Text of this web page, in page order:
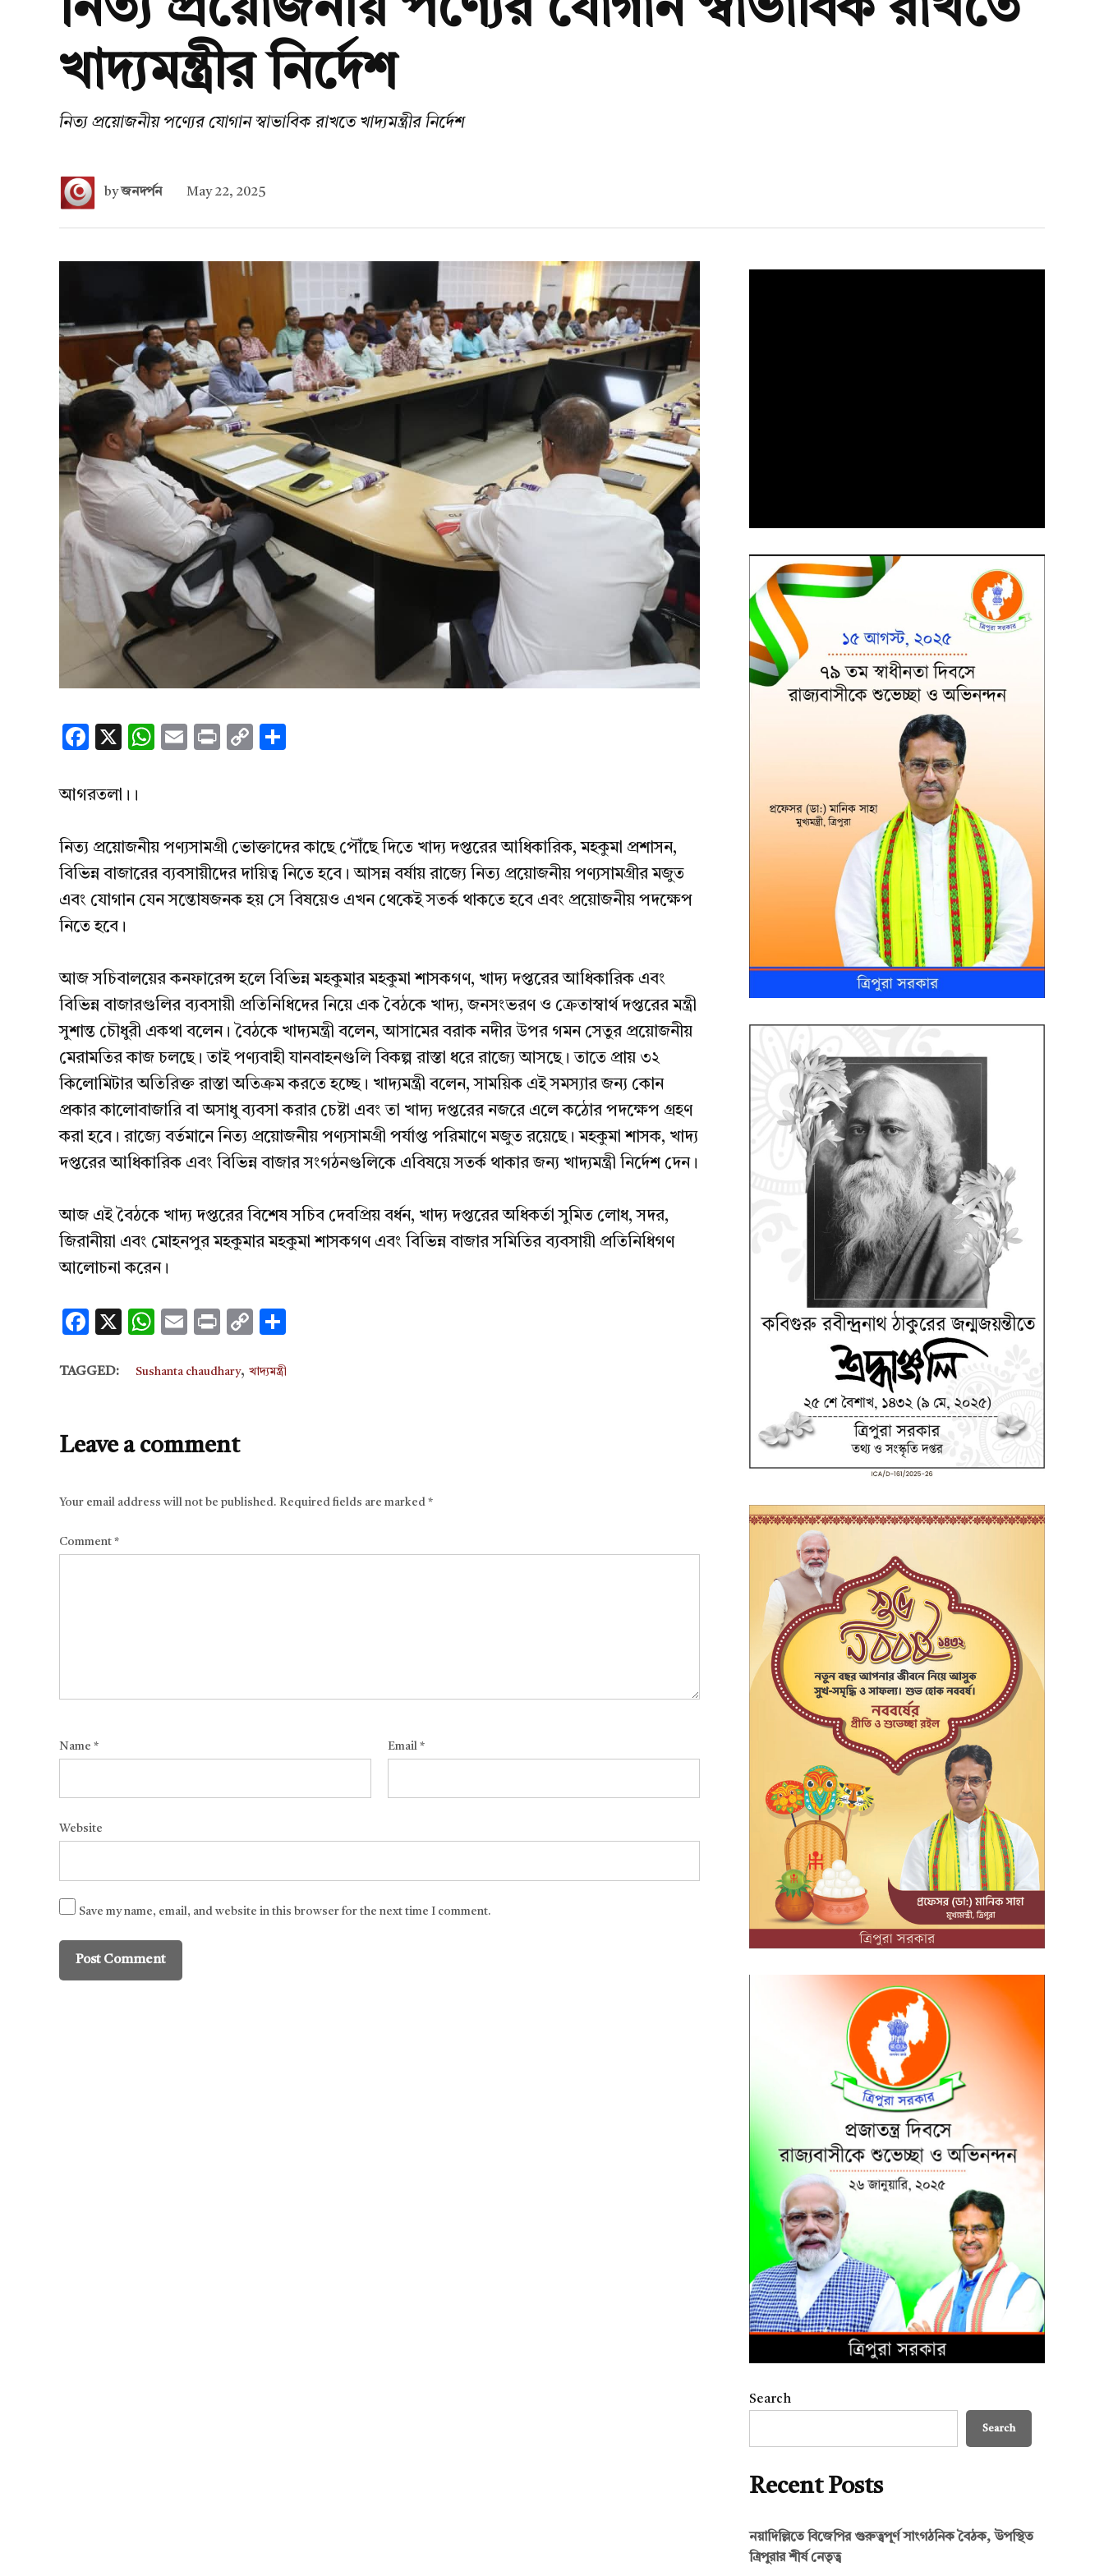
নিত্য প্রয়োজনীয় পণ্যের যোগান স্বাভাবিক রাখতে
খাদ্যমন্ত্রীর নির্দেশ
নিত্য প্রয়োজনীয় পণ্যের যোগান স্বাভাবিক রাখতে খাদ্যমন্ত্রীর নির্দেশ
byজনদর্পন May 22, 2025
Facebook
X WhatsApp
EmailPrintCopy
আগরতলা।।
নিত্য প্রয়োজনীয় পণ্যসামগ্রী ভোক্তাদের কাছে পৌঁছে দিতে খাদ্য দপ্তরের আধিকারিক, মহকুমা প্রশাসন,
বিভিন্ন বাজারের ব্যবসায়ীদের দায়িত্ব নিতে হবে। আসন্ন বর্ষায় রাজ্যে নিত্য প্রয়োজনীয় পণ্যসামগ্রীর মজুত
এবং যোগান যেন সন্তোষজনক হয় সে বিষয়েও এখন থেকেই সতর্ক থাকতে হবে এবং প্রয়োজনীয় পদক্ষেপ
নিতে হবে।
আজ সচিবালয়ের কনফারেন্স হলে বিভিন্ন মহকুমার মহকুমা শাসকগণ, খাদ্য দপ্তরের আধিকারিক এবং
বিভিন্ন বাজারগুলির ব্যবসায়ী প্রতিনিধিদের নিয়ে এক বৈঠকে খাদ্য, জনসংভরণ ও ক্রেতাস্বার্থ দপ্তরের মন্ত্রী
সুশান্ত চৌধুরী একথা বলেন। বৈঠকে খাদ্যমন্ত্রী বলেন, আসামের বরাক নদীর উপর গমন সেতুর প্রয়োজনীয়
মেরামতির কাজ চলছে। তাই পণ্যবাহী যানবাহনগুলি বিকল্প রাস্তা ধরে রাজ্যে আসছে। তাতে প্রায় ৩২
কিলোমিটার অতিরিক্ত রাস্তা অতিক্রম করতে হচ্ছে। খাদ্যমন্ত্রী বলেন, সাময়িক এই সমস্যার জন্য কোন
প্রকার কালোবাজারি বা অসাধু ব্যবসা করার চেষ্টা এবং তা খাদ্য দপ্তরের নজরে এলে কঠোর পদক্ষেপ গ্রহণ
করা হবে। রাজ্যে বর্তমানে নিত্য প্রয়োজনীয় পণ্যসামগ্রী পর্যাপ্ত পরিমাণে মজুত রয়েছে। মহকুমা শাসক, খাদ্য
দপ্তরের আধিকারিক এবং বিভিন্ন বাজার সংগঠনগুলিকে এবিষয়ে সতর্ক থাকার জন্য খাদ্যমন্ত্রী নির্দেশ দেন।
আজ এই বৈঠকে খাদ্য দপ্তরের বিশেষ সচিব দেবপ্রিয় বর্ধন, খাদ্য দপ্তরের অধিকর্তা সুমিত লোধ, সদর,
জিরানীয়া এবং মোহনপুর মহকুমার মহকুমা শাসকগণ এবং বিভিন্ন বাজার সমিতির ব্যবসায়ী প্রতিনিধিগণ
আলোচনা করেন।
Facebook
X WhatsApp
EmailPrintCopy
TAGGED: Sushanta chaudhary, খাদ্যমন্ত্রী
Leave a comment
Your email address will not be published. Required fields are marked *
Comment *
Name * Email *
Website
Save my name, email, and website in this browser for the next time I comment.
Search
Search
Recent Posts
নয়াদিল্লিতে বিজেপির গুরুত্বপূর্ণ সাংগঠনিক বৈঠক, উপস্থিত
ত্রিপুরার শীর্ষ নেতৃত্ব